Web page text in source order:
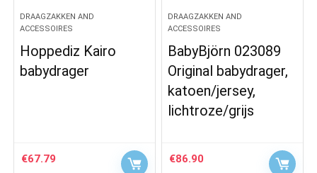
DRAAGZAKKEN AND
ACCESSOIRES
Hoppediz Kairo
babydrager
€67.79
DRAAGZAKKEN AND
ACCESSOIRES
BabyBjörn 023089
Original babydrager,
katoen/jersey,
lichtroze/grijs
€86.90